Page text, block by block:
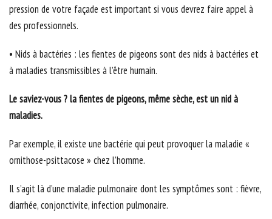
pression de votre façade est important si vous devrez faire appel à
des professionnels.
• Nids à bactéries : les fientes de pigeons sont des nids à bactéries et
à maladies transmissibles à l’être humain.
Le saviez-vous ? la fientes de pigeons, même sèche, est un nid à
maladies.
Par exemple, il existe une bactérie qui peut provoquer la maladie «
ornithose-psittacose » chez l’homme.
Il s’agit là d’une maladie pulmonaire dont les symptômes sont : fièvre,
diarrhée, conjonctivite, infection pulmonaire.